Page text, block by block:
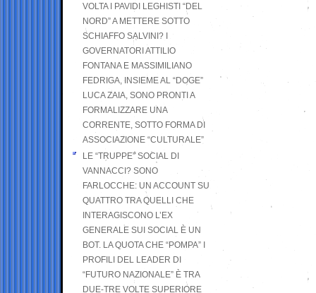
VOLTA I PAVIDI LEGHISTI “DEL
NORD” A METTERE SOTTO
SCHIAFFO SALVINI? I
GOVERNATORI ATTILIO
FONTANA E MASSIMILIANO
FEDRIGA, INSIEME AL “DOGE”
LUCA ZAIA, SONO PRONTI A
FORMALIZZARE UNA
CORRENTE, SOTTO FORMA DI
ASSOCIAZIONE “CULTURALE”
LE “TRUPPE” SOCIAL DI
VANNACCI? SONO
FARLOCCHE: UN ACCOUNT SU
QUATTRO TRA QUELLI CHE
INTERAGISCONO L’EX
GENERALE SUI SOCIAL È UN
BOT. LA QUOTA CHE “POMPA” I
PROFILI DEL LEADER DI
“FUTURO NAZIONALE” È TRA
DUE-TRE VOLTE SUPERIORE